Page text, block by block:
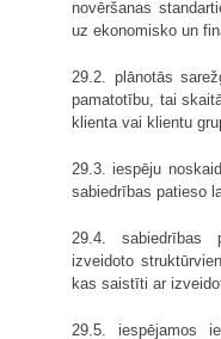
novēršanas
uz ekonomisko un
29.2. plānotās
pamatotību, tai
klienta vai klientu
29.3. iespēju
sabiedrības patieso
29.4. sabiedrības
izveidoto
kas saistīti ar
29.5. iespējamos